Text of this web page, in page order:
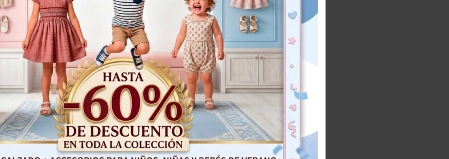
Conjunto bebe Pimenton
Yoedu 1859
64,95€25,98€
Productos Relacionados